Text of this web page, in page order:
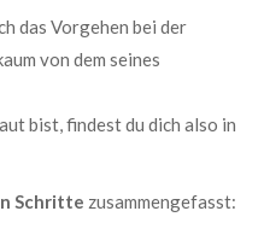
das Vorgehen bei der
von dem seines
bist, findest du dich also in
Schritte zusammengefasst: